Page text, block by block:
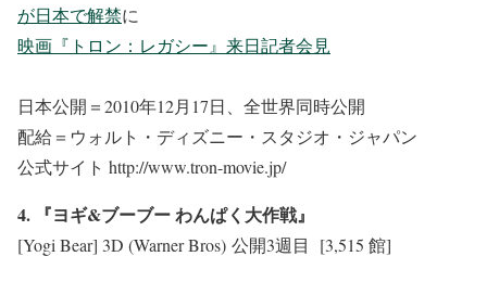
が日本で解禁に
映画『トロン：レガシー』来日記者会見
日本公開＝2010年12月17日、全世界同時公開
配給＝ウォルト・ディズニー・スタジオ・ジャパン
公式サイト http://www.tron-movie.jp/
4. 『ヨギ&ブーブー わんぱく大作戦』
[Yogi Bear] 3D (Warner Bros) 公開3週目 [3,515 館]